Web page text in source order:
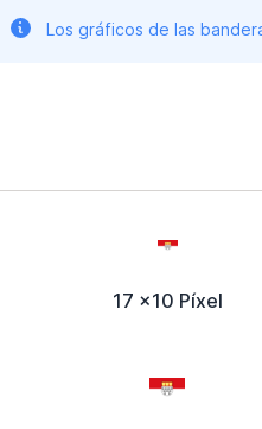
Los gráficos de las
17 x10 Píxel